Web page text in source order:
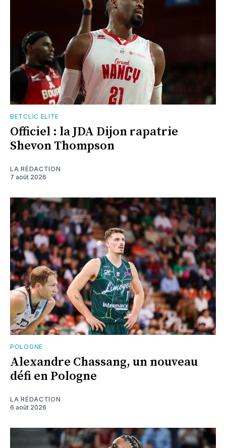
BETCLIC ELITE
Officiel : la JDA Dijon rapatrie
Shevon Thompson
LA RÉDACTION
7 août 2026
POLOGNE
Alexandre Chassang, un nouveau
défi en Pologne
LA RÉDACTION
6 août 2026